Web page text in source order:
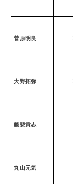
菅原明良
大野拓弥
藤懸貴志
丸山元気